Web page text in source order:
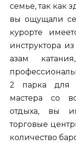
семье, так как
вы ощущали
курорте
инструктора
азам
2 парка для
мастера со
отдыха, вы
торговые
количество